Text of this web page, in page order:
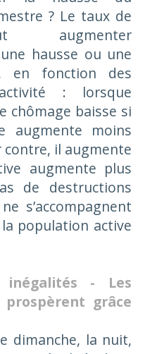
? Le taux de
augmenter
hausse ou une
en fonction des
: lorsque
chômage baisse si
augmente moins
contre, il augmente
augmente plus
de destructions
s’accompagnent
population active
inégalités - Les
grâce
dimanche, la nuit,